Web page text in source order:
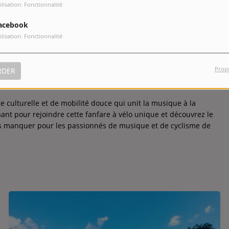
Fonctionnalité
Fonctionnalité
méritée.
aux participants de profiter de la matinée tout en
les vélos ne seront pas fournis, donc assurez-vous
d'Hyon moyennant paiement, vous permettant de
et de vélo.
culturelle et de mobilité douce qui unit la musique à la
pour rejoindre cette fanfare à vélo unique et découvrez le
pour les passionnés de musique et de cyclisme de